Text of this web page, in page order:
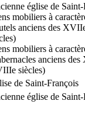
église de Saint-
mobiliers à
anciens des
mobiliers à
anciens
siècles)
de Saint-François
église de Saint-